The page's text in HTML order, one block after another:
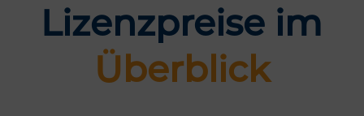
Lizenzpreise im
Überblick